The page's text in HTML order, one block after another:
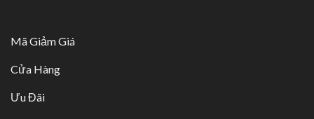
Mã Giảm Giá
Cửa Hàng
Ưu Đãi